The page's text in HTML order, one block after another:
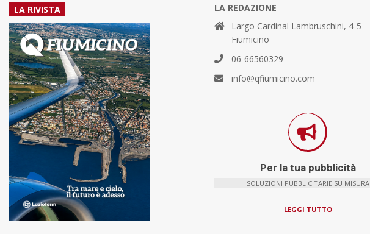
LA RIVISTA
LA REDAZIONE
Largo Cardinal Lambruschini, 4-5 –
Fiumicino
06-66560329
info@qfiumicino.com
Per la tua pubblicità
SOLUZIONI PUBBLICITARIE SU MISURA
LEGGI TUTTO